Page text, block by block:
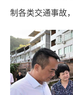
制各类交通事故